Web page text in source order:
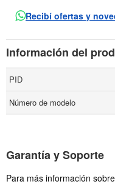
Recibí ofertas y
Información del
PID
Número de modelo
Garantía y Soporte
Para más información